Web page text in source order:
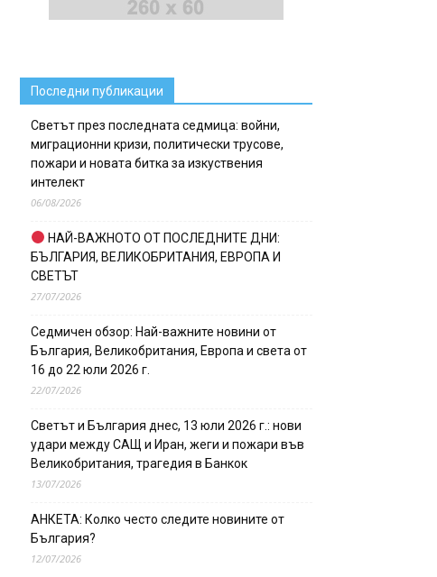
Последни публикации
Светът през последната седмица: войни,
миграционни кризи, политически трусове,
пожари и новата битка за изкуствения
интелект
06/08/2026
НАЙ-ВАЖНОТО ОТ ПОСЛЕДНИТЕ ДНИ:
БЪЛГАРИЯ, ВЕЛИКОБРИТАНИЯ, ЕВРОПА И
СВЕТЪТ
27/07/2026
Седмичен обзор: Най-важните новини от
България, Великобритания, Европа и света от
16 до 22 юли 2026 г.
22/07/2026
Светът и България днес, 13 юли 2026 г.: нови
удари между САЩ и Иран, жеги и пожари във
Великобритания, трагедия в Банкок
13/07/2026
АНКЕТА: Колко често следите новините от
България?
12/07/2026